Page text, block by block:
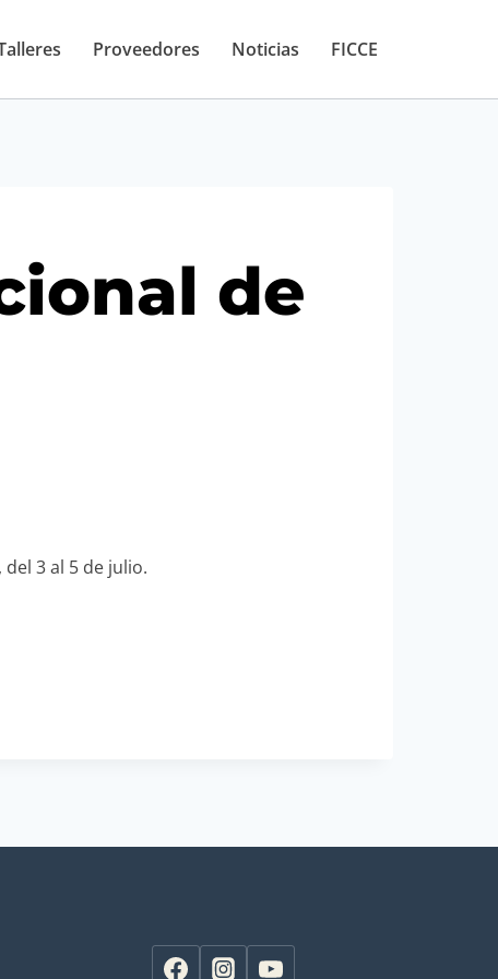
Proveedores Noticias FICCE
de
3 al 5 de julio.